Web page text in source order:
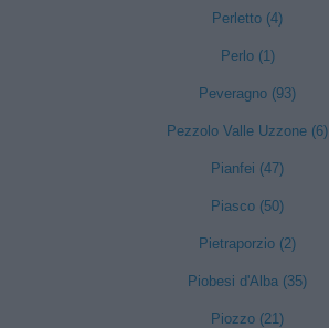
Perletto (4)
Perlo (1)
Peveragno (93)
Pezzolo Valle Uzzone (6)
Pianfei (47)
Piasco (50)
Pietraporzio (2)
Piobesi d'Alba (35)
Piozzo (21)